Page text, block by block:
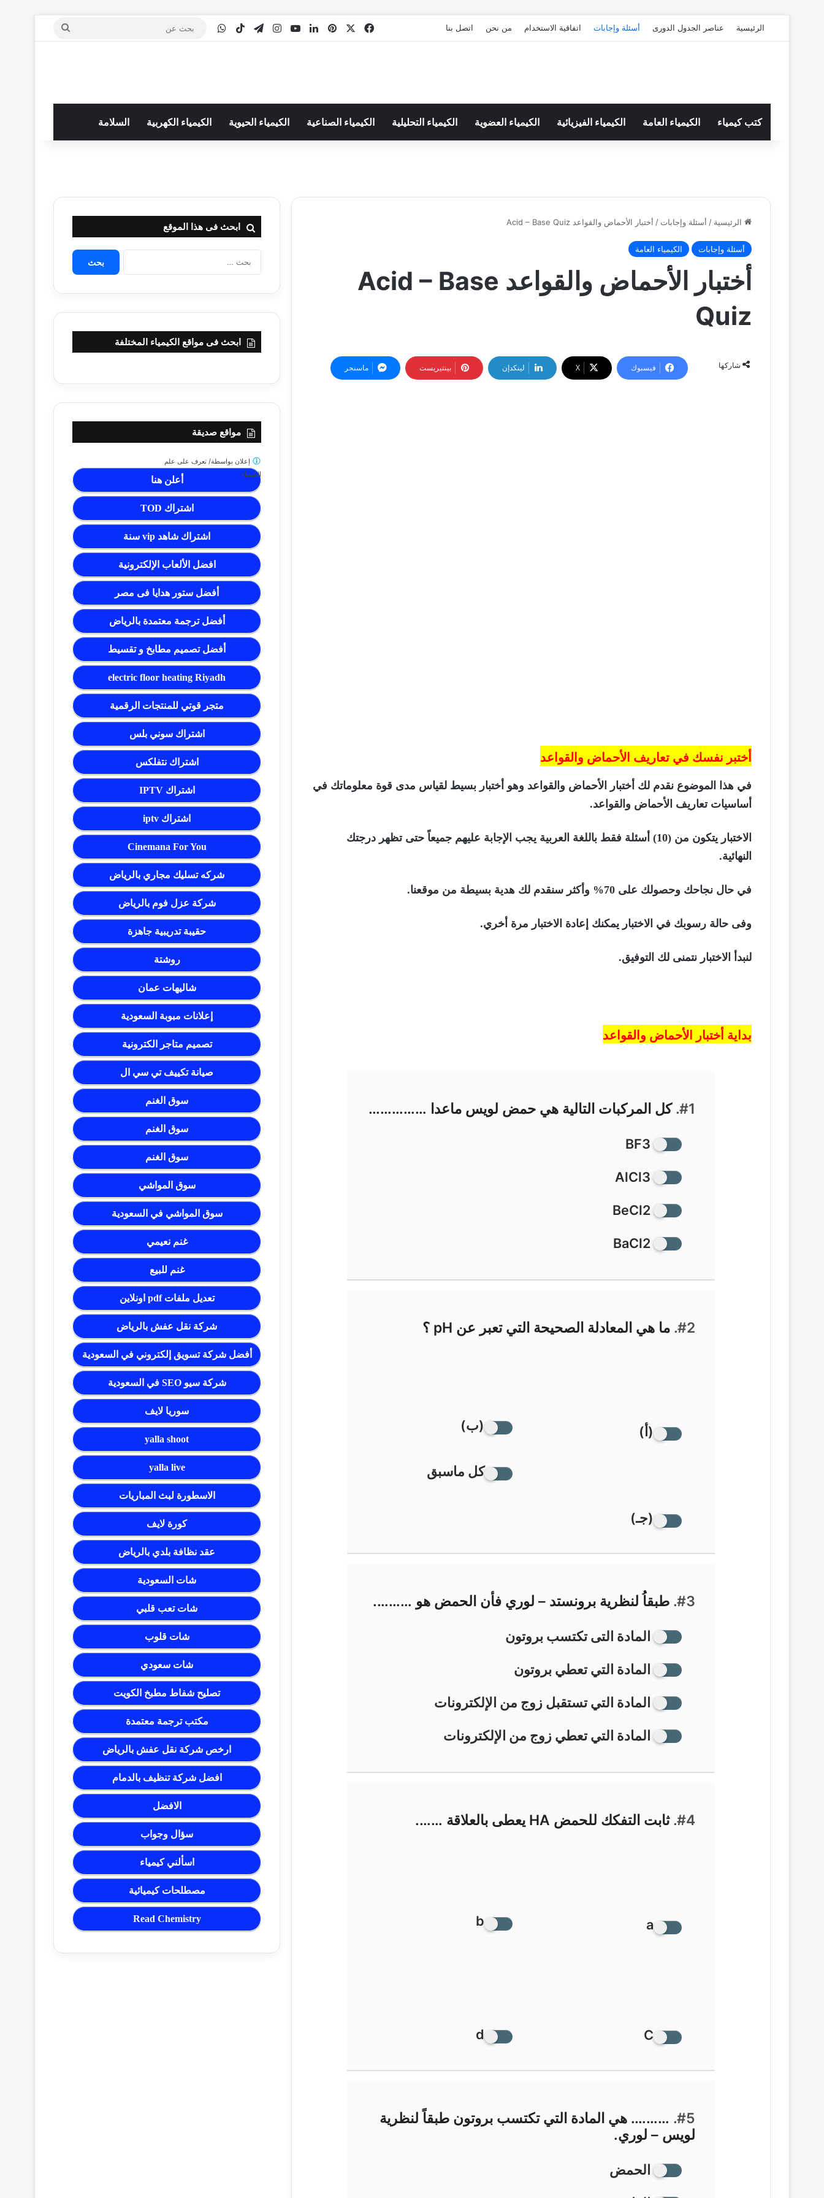
الرئيسية عناصر الجدول الدورى أسئلة وإجابات اتفاقية الاستخدام من نحن اتصل بنا فيسبوك بينتيريست
لينكدإن‫YouTube
انستقرام
تيلقرام ‫TikTokواتساب
بحث
كتب كيمياء الكيمياء العامة الكيمياء الفيزيائية الكيمياء العضوية الكيمياء التحليلية الكيمياء الصناعية الكيمياء الحيوية الكيمياء الكهربية السلامة
الرئيسية / أسئلة وإجابات / أختبار الأحماض والقواعد Acid – Base Quiz
أسئلة وإجابات الكيمياء العامة
أختبار الأحماض والقواعد Acid – Base
Quiz
شاركها فيسبوك ‫X لينكدإن بينتيريست ماسنجر
أختبر نفسك في تعاريف الأحماض والقواعد
في هذا الموضوع نقدم لك أختبار الأحماض والقواعد وهو أختبار بسيط لقياس مدى قوة معلوماتك في
أساسيات تعاريف الأحماض والقواعد.
الاختبار
يتكون من (10) أسئلة فقط باللغة العربية يجب الإجابة عليهم جميعاً حتى تظهر درجتك
النهائية.
في حال نجاحك وحصولك على 70% وأكثر سنقدم لك هدية بسيطة من موقعنا.
وفى حالة رسوبك في الاختبار يمكنك إعادة الاختبار مرة أخري.
لنبدأ الاختبار نتمنى لك التوفيق.
بداية أختبار الأحماض والقواعد
#1. كل المركبات التالية هي حمض لويس ماعدا ……………
BF3
AlCl3
BeCl2
BaCl2
#2. ما هي المعادلة الصحيحة التي تعبر عن pH ؟
(أ) (ب)
(جـ)
كل ماسبق
#3. طبقاُ لنظرية برونستد – لوري فأن الحمض هو ……….
المادة التى تكتسب بروتون
المادة التي تعطي بروتون
المادة التي تستقبل زوج من الإلكترونات
المادة التي تعطي زوج من الإلكترونات
#4. ثابت التفكك للحمض HA يعطى بالعلاقة …….
a
b
C
d
#5. ………. هي المادة التي تكتسب بروتون طبقاً لنظرية
لويس – لوري.
الحمض
ابحث فى هذا الموقع
البحث
ابحث فى مواقع الكيمياء المختلفة
مواقع صديقة
أعلن هنا
اشتراك TOD
اشتراك شاهد vip سنة
افضل الألعاب الإلكترونية
أفضل ستور هدايا فى مصر
أفضل ترجمة معتمدة بالرياض
أفضل تصميم مطابخ و تقسيط
electric floor heating Riyadh
متجر قوتي للمنتجات الرقمية
اشتراك سوني بلس
اشتراك نتفلكس
اشتراك IPTV
اشتراك iptv
Cinemana For You
شركه تسليك مجاري بالرياض
شركة عزل فوم بالرياض
حقيبة تدريبية جاهزة
روشتة
شاليهات عمان
إعلانات مبوبة السعودية
تصميم متاجر الكترونية
صيانة تكييف تي سي ال
سوق الغنم
سوق الغنم
سوق الغنم
سوق المواشي
سوق المواشي في السعودية
غنم نعيمي
غنم للبيع
تعديل ملفات pdf اونلاين
شركة نقل عفش بالرياض
أفضل شركة تسويق إلكتروني في السعودية
شركة سيو SEO في السعودية
سوريا لايف
yalla shoot
yalla live
الاسطورة لبث المباريات
كورة لايف
عقد نظافة بلدي بالرياض
شات السعودية
شات تعب قلبي
شات قلوب
شات سعودي
تصليح شفاط مطبخ الكويت
مكتب ترجمة معتمدة
ارخص شركة نقل عفش بالرياض
افضل شركة تنظيف بالدمام
الافضل
سؤال وجواب
اسألني كيمياء
مصطلحات كيميائية
Read Chemistry
إعلان بواسطة/تعرف على علم
الكيمياء